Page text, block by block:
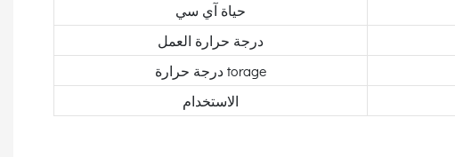
حياة آي سي
درجة حرارة العمل
درجة حرارة torage
الاستخدام